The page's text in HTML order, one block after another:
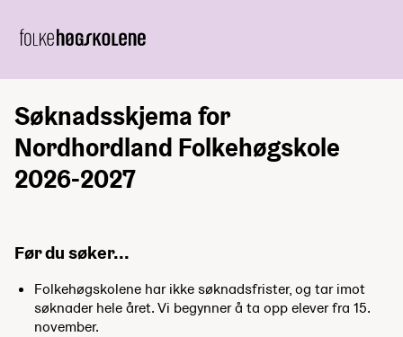
Søknadsskjema for
Nordhordland Folkehøgskole
2026-2027
Før du søker...
Folkehøgskolene har ikke søknadsfrister, og tar imot
søknader hele året. Vi begynner å ta opp elever fra 15.
november.